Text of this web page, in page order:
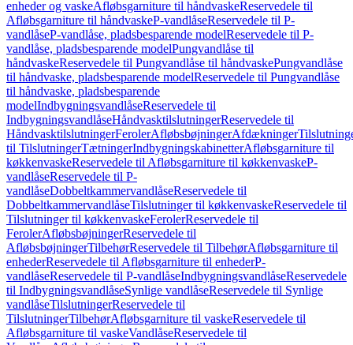
enheder og vaskeAfløbsgarniture til håndvaskeReservedele til
Afløbsgarniture til håndvaskeP-vandlåseReservedele til P-
vandlåseP-vandlåse, pladsbesparende modelReservedele til P-
vandlåse, pladsbesparende modelPungvandlåse til
håndvaskeReservedele til Pungvandlåse til håndvaskePungvandlåse
til håndvaske, pladsbesparende modelReservedele til Pungvandlåse
til håndvaske, pladsbesparende
modelIndbygningsvandlåseReservedele til
IndbygningsvandlåseHåndvasktilslutningerReservedele til
HåndvasktilslutningerFerolerAfløbsbøjningerAfdækninger
til TilslutningerTætningerIndbygningskabinetterAfløbsgarniture til
køkkenvaskeReservedele til Afløbsgarniture til køkkenvaskeP-
vandlåseReservedele til P-
vandlåseDobbeltkammervandlåseReservedele til
DobbeltkammervandlåseTilslutninger til køkkenvaskeReservedele til
Tilslutninger til køkkenvaskeFerolerReservedele til
FerolerAfløbsbøjningerReservedele til
AfløbsbøjningerTilbehørReservedele til TilbehørAfløbsgarniture til
enhederReservedele til Afløbsgarniture til enhederP-
vandlåseReservedele til P-vandlåseIndbygningsvandlåseReservedele
til IndbygningsvandlåseSynlige vandlåseReservedele til Synlige
vandlåseTilslutningerReservedele til
TilslutningerTilbehørAfløbsgarniture til vaskeReservedele til
Afløbsgarniture til vaskeVandlåseReservedele til